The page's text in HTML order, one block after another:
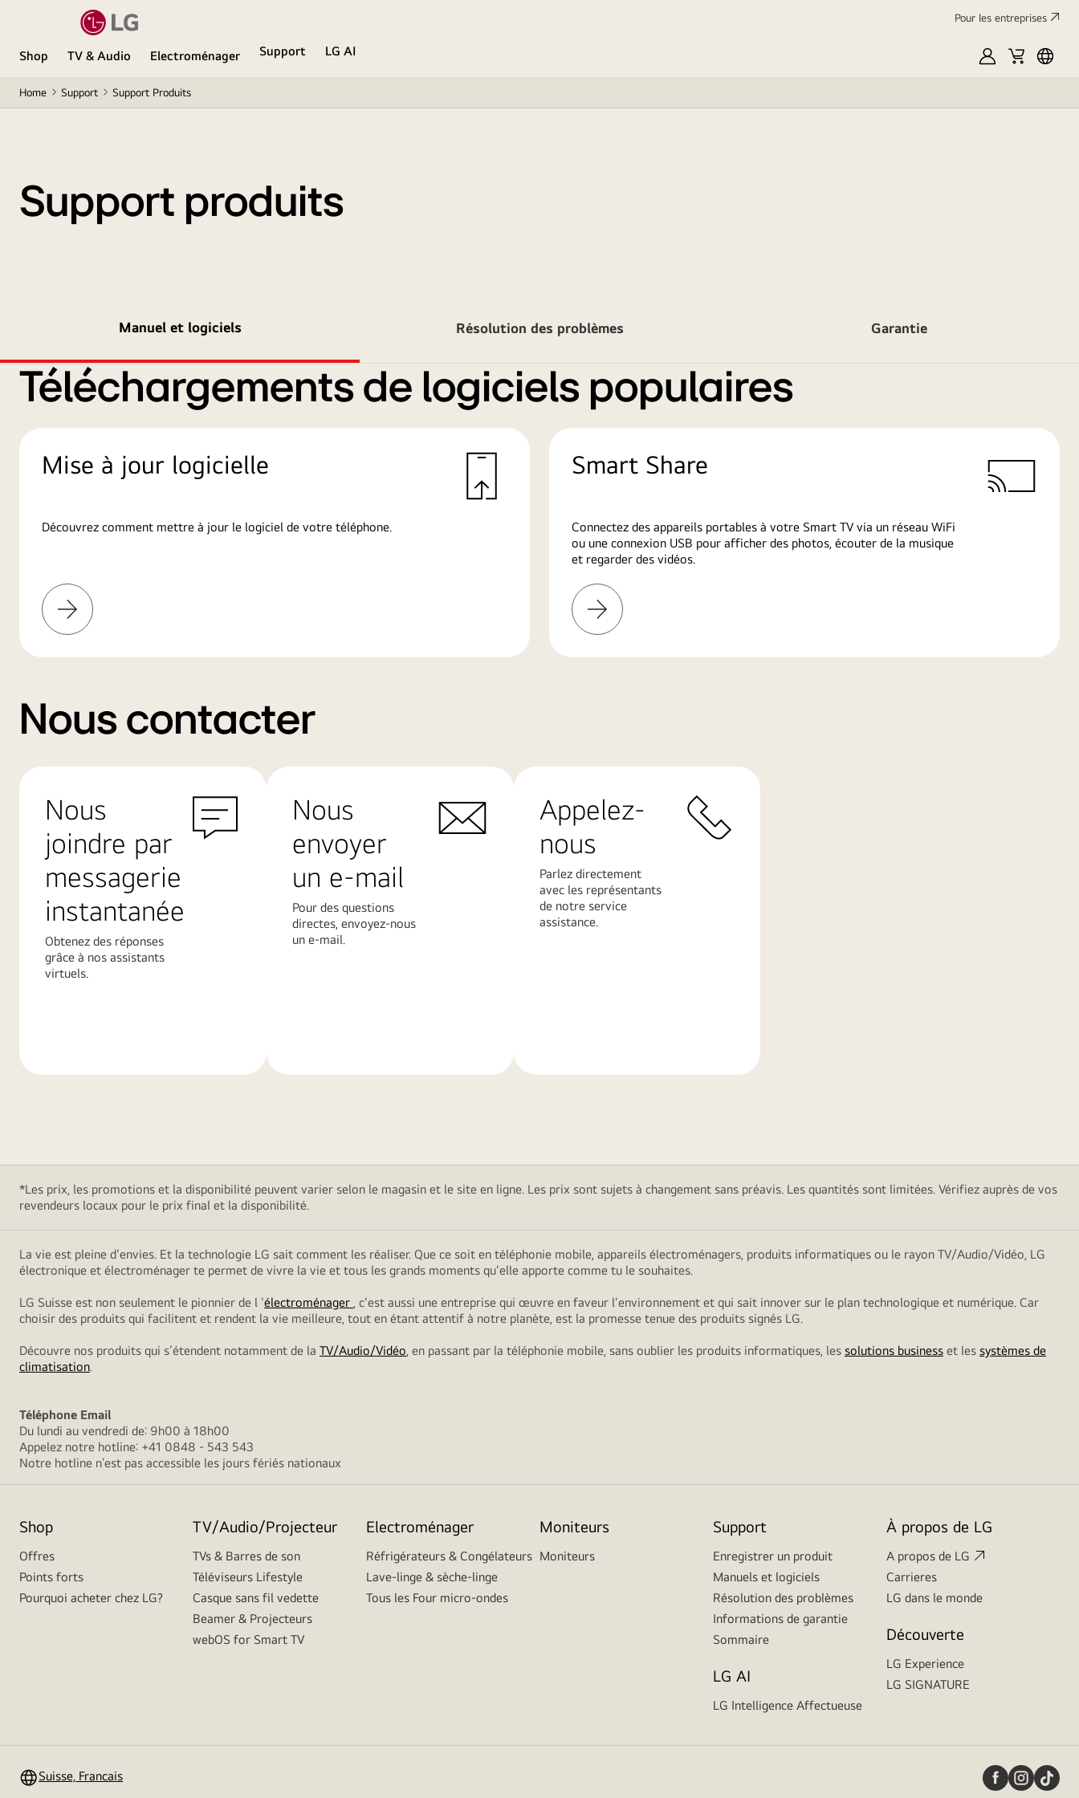
Pour les entreprises
Shop TV & Audio Electroménager Support
LG AI
Mon
Panier
Home Support Support Produits
Support produits
Manuel et logiciels Résolution des problèmes Garantie
Téléchargements de logiciels populaires
Mise à jour logicielle
Découvrez comment mettre à jour le logiciel de votre téléphone.
En
savoir
plus
Smart Share
Connectez des appareils portables à votre Smart TV via un réseau WiFi
ou une connexion USB pour afficher des photos, écouter de la musique
et regarder des vidéos.
En
savoir
plus
Nous contacter
Nous
joindre par
messagerie
instantanée
Obtenez des réponses
grâce à nos assistants
virtuels.
Nous
envoyer
un e-mail
Pour des questions
directes, envoyez-nous
un e-mail.
Appelez-
nous
Parlez directement
avec les représentants
de notre service
assistance.
*Les prix, les promotions et la disponibilité peuvent varier selon le magasin et le site en ligne. Les prix sont sujets à changement sans préavis. Les quantités sont limitées. Vérifiez auprès de vos
revendeurs locaux pour le prix final et la disponibilité.
La vie est pleine d'envies. Et la technologie LG sait comment les réaliser. Que ce soit en téléphonie mobile, appareils électroménagers, produits informatiques ou le rayon TV/Audio/Vidéo, LG
électronique et électroménager te permet de vivre la vie et tous les grands moments qu'elle apporte comme tu le souhaites.
LG Suisse est non seulement le pionnier de l 'électroménager , c'est aussi une entreprise qui œuvre en faveur l'environnement et qui sait innover sur le plan technologique et numérique. Car
choisir des produits qui facilitent et rendent la vie meilleure, tout en étant attentif à notre planète, est la promesse tenue des produits signés LG.
Découvre nos produits qui s’étendent notamment de la TV/Audio/Vidéo, en passant par la téléphonie mobile, sans oublier les produits informatiques, les solutions business et les systèmes de
climatisation.
Téléphone Email
Du lundi au vendredi de: 9h00 à 18h00
Appelez notre hotline: +41 0848 - 543 543
Notre hotline n’est pas accessible les jours fériés nationaux
Shop
Offres
Points forts
Pourquoi acheter chez LG?
TV/Audio/Projecteur
TVs & Barres de son
Téléviseurs Lifestyle
Casque sans fil vedette
Beamer & Projecteurs
webOS for Smart TV
Electroménager
Réfrigérateurs & Congélateurs
Lave-linge & sèche-linge
Tous les Four micro-ondes
Moniteurs
Moniteurs
Support
Enregistrer un produit
Manuels et logiciels
Résolution des problèmes
Informations de garantie
Sommaire
LG AI
LG Intelligence Affectueuse
À propos de LG
A propos de LG
Carrieres
LG dans le monde
Découverte
LG Experience
LG SIGNATURE
Suisse, Francais